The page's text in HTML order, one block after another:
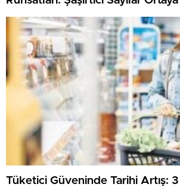
Tüketici Güveninde Tarihi Artış: 3